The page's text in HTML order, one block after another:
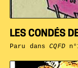
LES CONDÉS
Paru dansCQFD